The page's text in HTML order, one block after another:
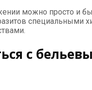
можно просто и
специальными
с